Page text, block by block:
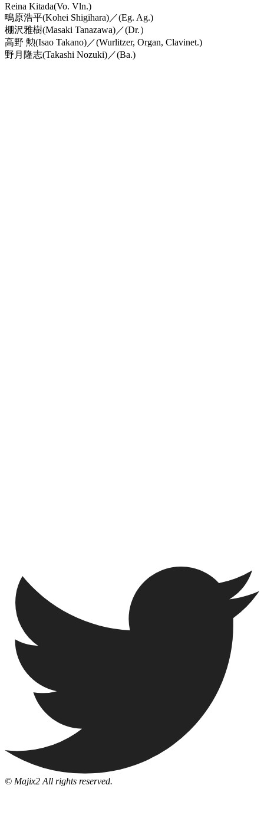
Reina Kitada(Vo. Vln.)
鴫原浩平(Kohei Shigihara)／(Eg. Ag.)
棚沢雅樹(Masaki Tanazawa)／(Dr.）
高野 勲(Isao Takano)／(Wurlitzer, Organ, Clavinet.)
野月隆志(Takashi Nozuki)／(Ba.)
© Majix2 All rights reserved.